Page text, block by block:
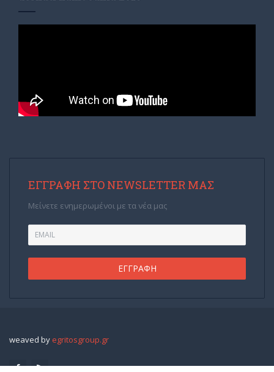
ΕΓΓΡΑΦΉ ΣΤΟ NEWSLETTER ΜΑΣ
Μείνετε ενημερωμένοι με τα νέα μας
weaved by egritosgroup.gr